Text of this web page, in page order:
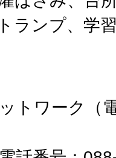
ランプ、学
トワーク（